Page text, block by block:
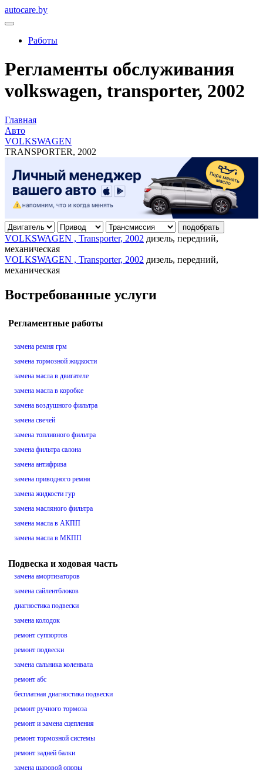
autocare.by
Работы
Регламенты обслуживания
volkswagen, transporter, 2002
Главная
Авто
VOLKSWAGEN
TRANSPORTER, 2002
подобрать
VOLKSWAGEN , Transporter, 2002 дизель, передний,
механическая
VOLKSWAGEN , Transporter, 2002 дизель, передний,
механическая
Востребованные услуги
Регламентные работы
замена ремня грм
замена тормозной жидкости
замена масла в двигателе
замена масла в коробке
замена воздушного фильтра
замена свечей
замена топливного фильтра
замена фильтра салона
замена антифриза
замена приводного ремня
замена жидкости гур
замена масляного фильтра
замена масла в АКПП
замена масла в МКПП
Подвеска и ходовая часть
замена амортизаторов
замена сайлентблоков
диагностика подвески
замена колодок
ремонт суппортов
ремонт подвески
замена сальника коленвала
ремонт абс
бесплатная диагностика подвески
ремонт ручного тормоза
ремонт и замена сцепления
ремонт тормозной системы
ремонт задней балки
замена шаровой опоры